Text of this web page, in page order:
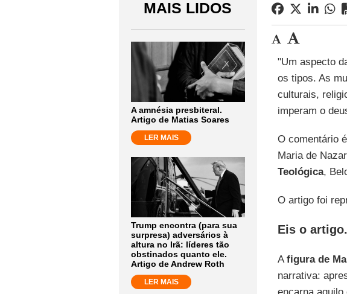
MAIS LIDOS
A amnésia presbiteral.
Artigo de Matias Soares
LER MAIS
Trump encontra (para sua
surpresa) adversários à
altura no Irã: líderes tão
obstinados quanto ele.
Artigo de Andrew Roth
LER MAIS
"Um aspecto
os tipos. As
culturais,
imperam o
O comentário
Maria de
Teológica,
O artigo foi
Eis o artigo.
Afigura de
narrativa: